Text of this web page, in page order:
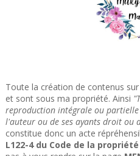
Toute la création de contenus
et sont sous ma propriété. Ainsi
reproduction intégrale ou partielle
l'auteur ou de ses ayants droit ou
constitue donc un acte
L122-4 du Code de la